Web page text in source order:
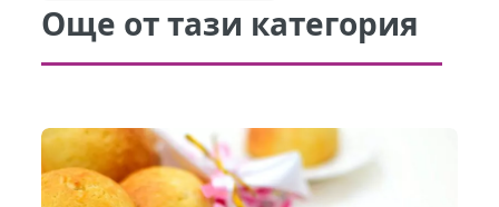
Още от тази категория